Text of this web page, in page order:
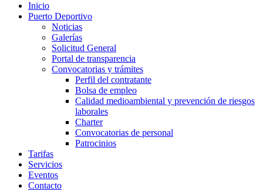
Inicio
Puerto Deportivo
Noticias
Galerías
Solicitud General
Portal de transparencia
Convocatorias y trámites
Perfil del contratante
Bolsa de empleo
Calidad medioambiental y prevención de riesgos
laborales
Charter
Convocatorias de personal
Patrocinios
Tarifas
Servicios
Eventos
Contacto